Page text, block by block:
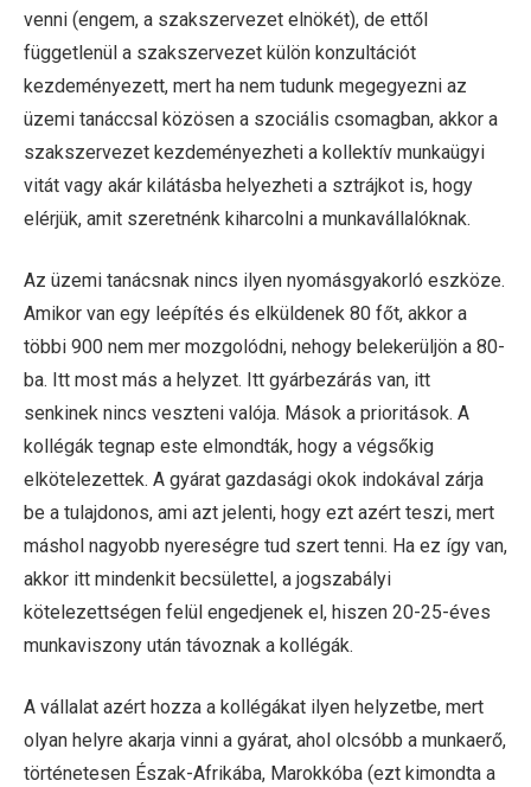
venni (engem, a szakszervezet elnökét), de ettől
függetlenül a szakszervezet külön konzultációt
kezdeményezett, mert ha nem tudunk megegyezni az
üzemi tanáccsal közösen a szociális csomagban, akkor a
szakszervezet kezdeményezheti a kollektív munkaügyi
vitát vagy akár kilátásba helyezheti a sztrájkot is, hogy
elérjük, amit szeretnénk kiharcolni a munkavállalóknak.
Az üzemi tanácsnak nincs ilyen nyomásgyakorló eszköze.
Amikor van egy leépítés és elküldenek 80 főt, akkor a
többi 900 nem mer mozgolódni, nehogy belekerüljön a 80-
ba. Itt most más a helyzet. Itt gyárbezárás van, itt
senkinek nincs veszteni valója. Mások a prioritások. A
kollégák tegnap este elmondták, hogy a végsőkig
elkötelezettek. A gyárat gazdasági okok indokával zárja
be a tulajdonos, ami azt jelenti, hogy ezt azért teszi, mert
máshol nagyobb nyereségre tud szert tenni. Ha ez így van,
akkor itt mindenkit becsülettel, a jogszabályi
kötelezettségen felül engedjenek el, hiszen 20-25-éves
munkaviszony után távoznak a kollégák.
A vállalat azért hozza a kollégákat ilyen helyzetbe, mert
olyan helyre akarja vinni a gyárat, ahol olcsóbb a munkaerő,
történetesen Észak-Afrikába, Marokkóba (ezt kimondta a